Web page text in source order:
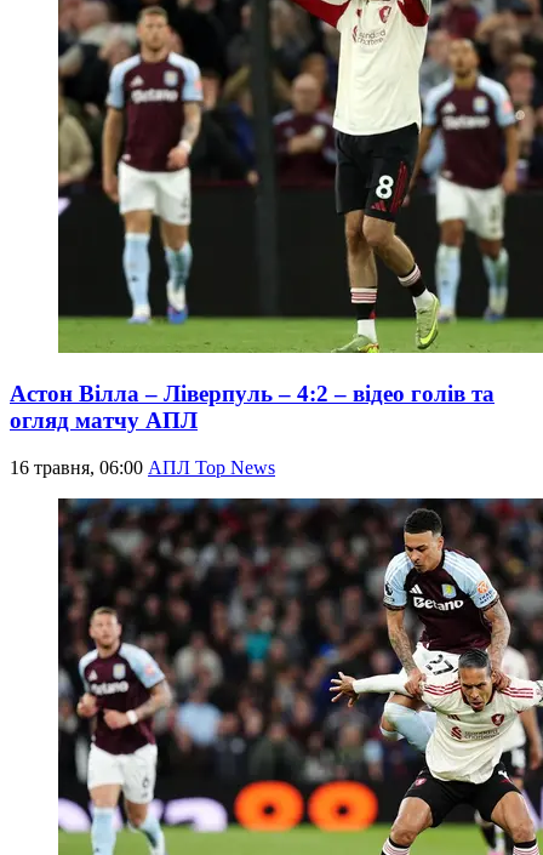
Астон Вілла – Ліверпуль – 4:2 – відео голів та
огляд матчу АПЛ
16 травня, 06:00 АПЛ Top News